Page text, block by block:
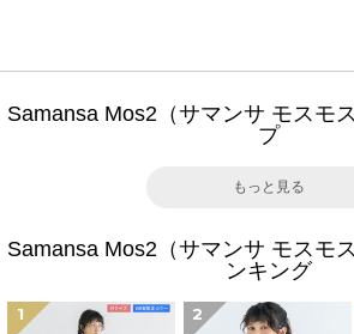
Samansa Mos2（サマンサ モスモ
プ
もっと見る
Samansa Mos2（サマンサ モスモ
ンキング
1 2